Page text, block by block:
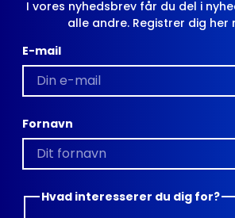
I vores nyhedsbrev får du del i
alle andre. Registrer dig her
E-mail
Fornavn
Hvad interesserer du dig for?